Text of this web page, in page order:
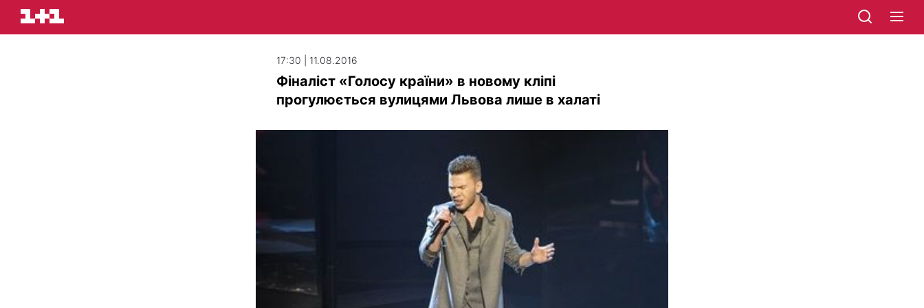
17:30 | 11.08.2016
Фіналіст «Голосу країни» в новому кліпі
прогулюється вулицями Львова лише в халаті